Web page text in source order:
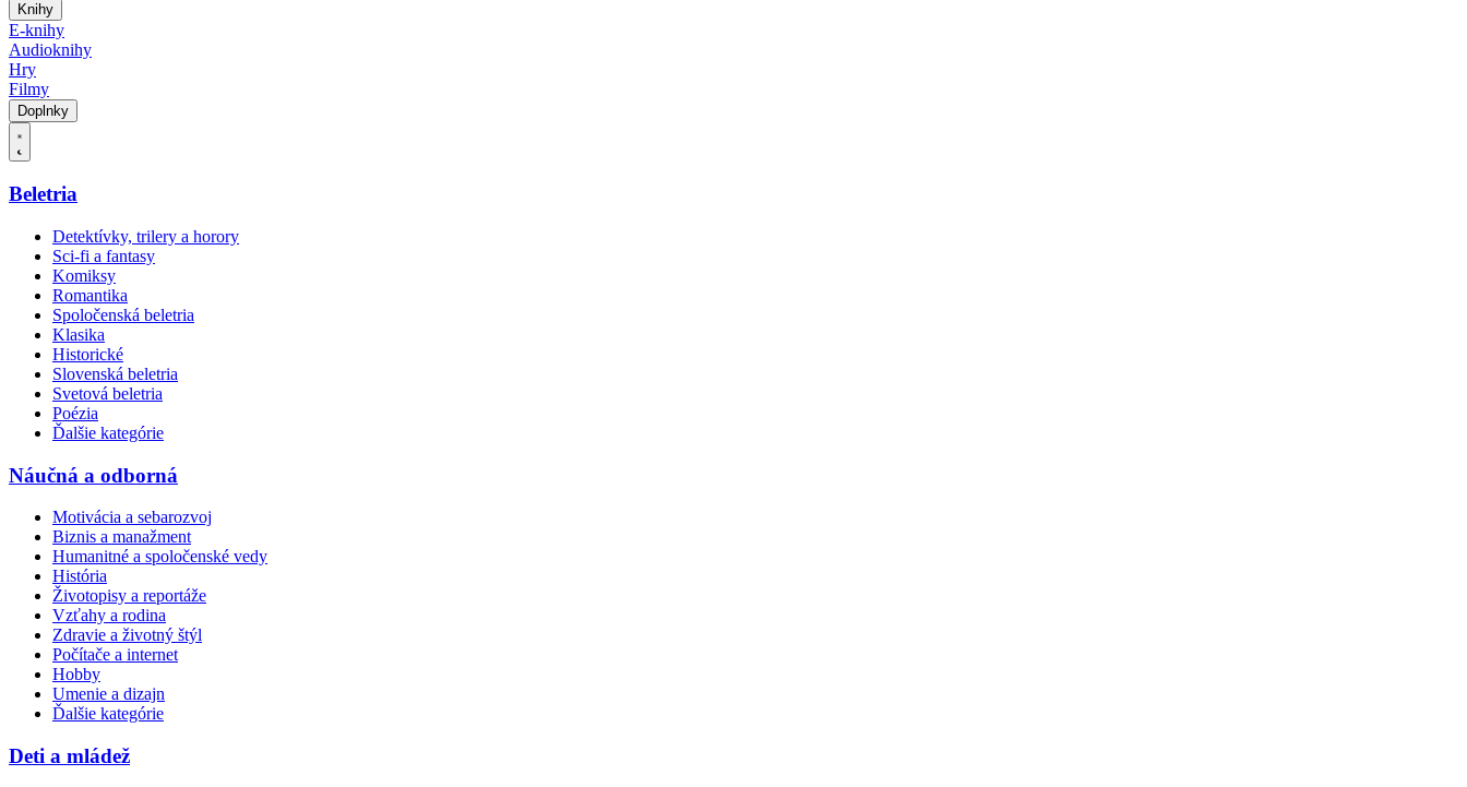
Knihy
E-knihy
Audioknihy
Hry
Filmy
Doplnky
Beletria
Detektívky, trilery a horory
Sci-fi a fantasy
Komiksy
Romantika
Spoločenská beletria
Klasika
Historické
Slovenská beletria
Svetová beletria
Poézia
Ďalšie kategórie
Náučná a odborná
Motivácia a sebarozvoj
Biznis a manažment
Humanitné a spoločenské vedy
História
Životopisy a reportáže
Vzťahy a rodina
Zdravie a životný štýl
Počítače a internet
Hobby
Umenie a dizajn
Ďalšie kategórie
Deti a mládež